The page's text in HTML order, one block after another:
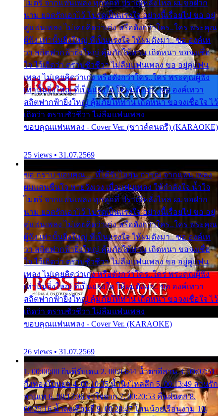
ไมตรี จากแฟนเพลง ทุกทุกที่ ปราณีหลั่งไหล ผมขอฝาก
นาม ยอดรักเอาไว้ โปรดเป็นแรงใจ อย่างนี้เรื่อยไป ขอ อยู่
คู่แฟนเพลง ไม่เคยคิดว่าเก่ง หรือดังกว่าใคร..ใคร พระคุณ
ผู้ฟัง เท่านั้นยิ่งใหญ่ ที่เป็นแรงใจ ให้ผมดังมา.. ขอ องค์เท
วา สถิตฟากฟ้ายิ่งใหญ่ คุ้มภัยให้ท่าน เถิดหนา ขอจงเชื่อ
ใจ ไว้เถิดว่า ตราบชั่วชีวา ไม่ลืมแฟนเพลง ขอ อยู่คู่แฟน
เพลง ไม่เคยคิดว่าเก่ง หรือดังกว่าใคร..ใคร พระคุณผู้ฟัง
เท่านั้นยิ่งใหญ่ ที่เป็นแรงใจ ให้ผมดังมา.. ขอ องค์เทวา
สถิตฟากฟ้ายิ่งใหญ่ คุ้มภัยให้ท่าน เถิดหนา ขอจงเชื่อใจ ไว้
เถิดว่า ตราบชั่วชีวา ไม่ลืมแฟนเพลง
ขอบคุณแฟนเพลง - Cover Ver. (ซาวด์ดนตรี) (KARAOKE)
25 views • 31.07.2569
ขอ กราบ ขอบคุณ.... ที่ได้รับไออุ่น การุณ จากแฟน เพลง
ผมแสนชื่นใจ หายวังเวง เมื่อแฟนเพลง ให้กำลังใจ น้ำใจ
ไมตรี จากแฟนเพลง ทุกทุกที่ ปราณีหลั่งไหล ผมขอฝาก
นาม ยอดรักเอาไว้ โปรดเป็นแรงใจ อย่างนี้เรื่อยไป ขอ อยู่
คู่แฟนเพลง ไม่เคยคิดว่าเก่ง หรือดังกว่าใคร..ใคร พระคุณ
ผู้ฟัง เท่านั้นยิ่งใหญ่ ที่เป็นแรงใจ ให้ผมดังมา.. ขอ องค์เท
วา สถิตฟากฟ้ายิ่งใหญ่ คุ้มภัยให้ท่าน เถิดหนา ขอจงเชื่อ
ใจ ไว้เถิดว่า ตราบชั่วชีวา ไม่ลืมแฟนเพลง ขอ อยู่คู่แฟน
เพลง ไม่เคยคิดว่าเก่ง หรือดังกว่าใคร..ใคร พระคุณผู้ฟัง
เท่านั้นยิ่งใหญ่ ที่เป็นแรงใจ ให้ผมดังมา.. ขอ องค์เทวา
สถิตฟากฟ้ายิ่งใหญ่ คุ้มภัยให้ท่าน เถิดหนา ขอจงเชื่อใจ ไว้
เถิดว่า ตราบชั่วชีวา ไม่ลืมแฟนเพลง
ขอบคุณแฟนเพลง - Cover Ver. (KARAOKE)
26 views • 31.07.2569
1. 00:00:00 ยินดีรับเดน 2. 00:03:44 น้ำตาอีสาน 3. 00:07:51
กิ่งทองใบหยก 4. 00:10:35 น้ำนิ่งไหลลึก 5. 00:13:49 ลานรัก
ลานเท 6. 00:17:06 จำใจจาก 7. 00:20:53 คืนฝนตก 8.
00:25:16 น้ำลงเดือนยี่ 9. 00:28:47 โสนน้อยเรือนงาม 10.